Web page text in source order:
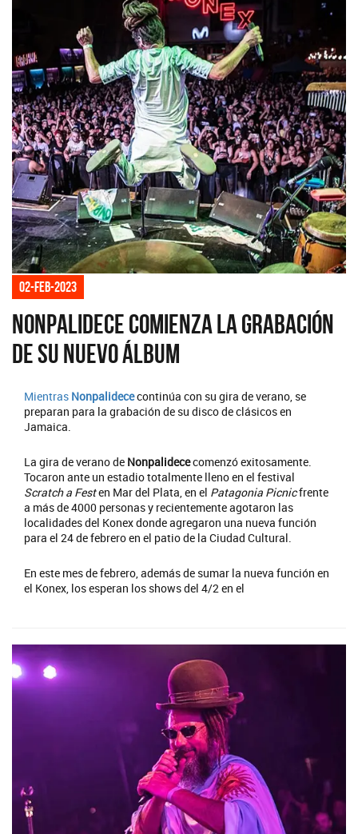
02-feb-2023
Nonpalidece comienza la grabación
de su nuevo álbum
Mientras Nonpalidececontinúa con su gira de verano, se
preparan para la grabación de su disco de clásicos en
Jamaica.
La gira de verano de Nonpalidececomenzó exitosamente.
Tocaron ante un estadio totalmente lleno en el festival
Scratch a Festen Mar del Plata, en el Patagonia Picnicfrente
a más de 4000 personas y recientemente agotaron las
localidades del Konex donde agregaron una nueva función
para el 24 de febrero en el patio de la Ciudad Cultural.
En este mes de febrero, además de sumar la nueva función en
el Konex, los esperan los shows del 4/2 en el